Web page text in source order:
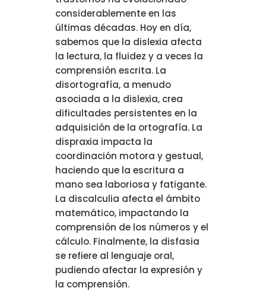
considerablemente en las
últimas décadas. Hoy en día,
sabemos que la dislexia afecta
la lectura, la fluidez y a veces la
comprensión escrita. La
disortografía, a menudo
asociada a la dislexia, crea
dificultades persistentes en la
adquisición de la ortografía. La
dispraxia impacta la
coordinación motora y gestual,
haciendo que la escritura a
mano sea laboriosa y fatigante.
La discalculia afecta el ámbito
matemático, impactando la
comprensión de los números y el
cálculo. Finalmente, la disfasia
se refiere al lenguaje oral,
pudiendo afectar la expresión y
la comprensión.